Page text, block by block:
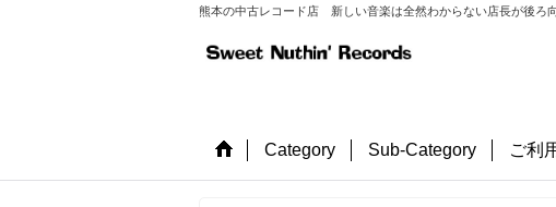
熊本の中古レコード店 新しい音楽は全然わからない店長が後ろ
Category Sub-Category ご利